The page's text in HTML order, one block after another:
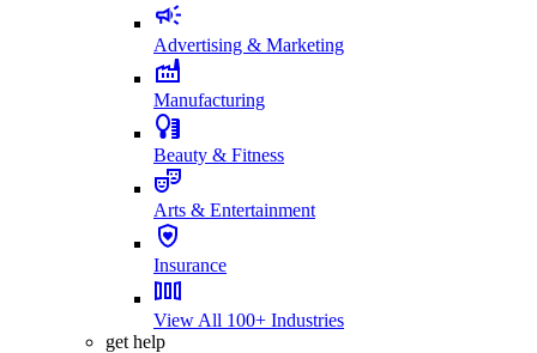
Advertising & Marketing
Manufacturing
Beauty & Fitness
Arts & Entertainment
Insurance
View All 100+ Industries
get help